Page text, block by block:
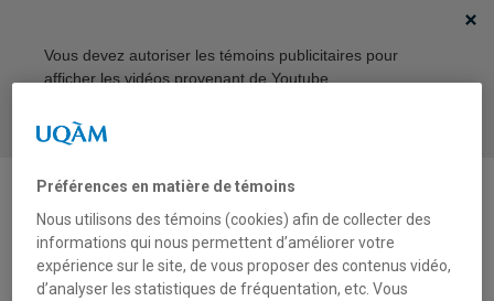
Vous devez autoriser les témoins publicitaires pour
afficher les vidéos provenant de Youtube.
Préférences en matière de témoins
Nous utilisons des témoins (cookies) afin de collecter des
informations qui nous permettent d’améliorer votre
expérience sur le site, de vous proposer des contenus vidéo,
d’analyser les statistiques de fréquentation, etc. Vous